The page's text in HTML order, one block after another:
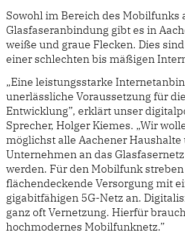
Sowohl im Bereich des Mobilfunks
Glasfaseranbindung gibt es in
weiße und graue Flecken. Dies
einer schlechten bis mäßigen
„Eine leistungsstarke
unerlässliche Voraussetzung für
Entwicklung”, erklärt unser
Sprecher, Holger Kiemes. „Wir
möglichst alle Aachener Haushalte
Unternehmen an das
werden. Für den Mobilfunk
flächendeckende Versorgung mit
gigabitfähigen 5G-Netz an.
ganz oft Vernetzung. Hierfür
hochmodernes Mobilfunknetz.”